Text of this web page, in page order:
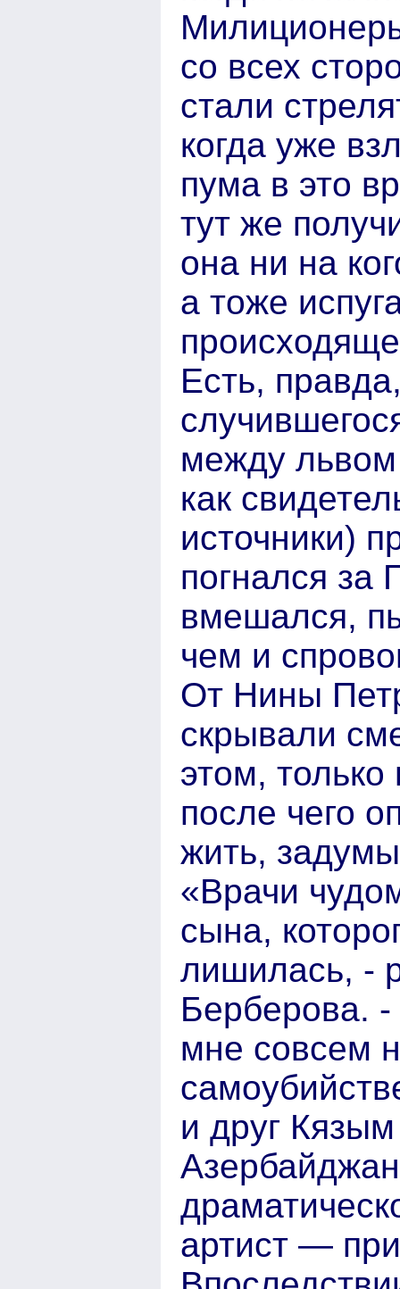
со всех
стали
когда уже
пума в это
тут же
она ни на
а тоже
Есть,
между
как
источники)
погнался
вмешался,
чем и
От Нины
скрывали
этом,
после чего
жить,
«Врачи
сына,
лишилась, -
Берберова.
мне совсем
и друг
артист —